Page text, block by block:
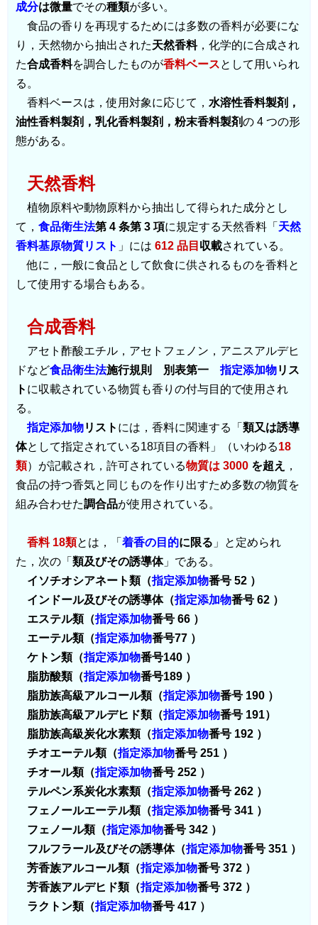
成分は微量でその種類が多い。
食品の香りを再現するためには多数の香料が必要にな
り，天然物から抽出された天然香料，化学的に合成され
た合成香料を調合したものが香料ベースとして用いられ
る。
香料ベースは，使用対象に応じて， 水溶性香料製剤，
油性香料製剤，乳化香料製剤，粉末香料製剤の 4 つの形
態がある。
天然香料
植物原料や動物原料から抽出して得られた成分とし
て， 食品衛生法第 4 条第 3 項に規定する天然香料「 天然
香料基原物質リスト 」には 612 品目 収載されている。
他に，一般に食品として飲食に供されるものを香料と
して使用する場合もある。
合成香料
アセト酢酸エチル，アセトフェノン，アニスアルデヒ
ドなど食品衛生法施行規則 別表第一指定添加物リス
ト に収載されている物質も香りの付与目的で使用され
る。
指定添加物リスト には，香料に関連する「 類又は誘導
体として指定されている18項目の香料」（いわゆる18
類）が記載され，許可されている物質は 3000 を超え
，
食品の持つ香気と同じものを作り出すため多数の物質を
組み合わせた調合品が使用されている。
香料 18類とは，「 着香の目的に限る 」と定められ
た，次の「 類及びその誘導体」である。
イソチオシアネート類（指定添加物番号 52 ）
インドール及びその誘導体（指定添加物番号 62 ）
エステル類（指定添加物番号 66 ）
エーテル類（指定添加物番号77 ）
ケトン類（指定添加物番号140 ）
脂肪酸類（指定添加物番号189 ）
脂肪族高級アルコール類（指定添加物番号 190 ）
脂肪族高級アルデヒド類（指定添加物番号 191）
脂肪族高級炭化水素類（指定添加物番号 192 ）
チオエーテル類（指定添加物番号 251 ）
チオール類（指定添加物番号 252 ）
テルペン系炭化水素類（指定添加物番号 262 ）
フェノールエーテル類（指定添加物番号 341 ）
フェノール類（指定添加物番号 342 ）
フルフラール及びその誘導体（指定添加物番号 351 ）
芳香族アルコール類（指定添加物番号 372 ）
芳香族アルデヒド類（指定添加物番号 372 ）
ラクトン類（指定添加物番号 417 ）